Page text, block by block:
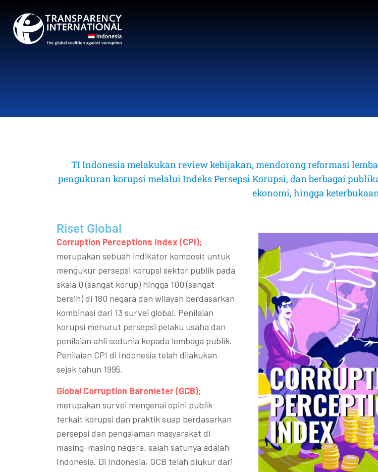
TI Indonesia melakukan review kebijakan, mendorong reformasi
pengukuran korupsi melalui Indeks Persepsi Korupsi, dan berbagai
ekonomi, hingga
Riset Global​
Corruption Perceptions Index (CPI);
merupakan sebuah indikator komposit untuk
mengukur persepsi korupsi sektor publik pada
skala 0 (sangat korup) hingga 100 (sangat
bersih) di 180 negara dan wilayah berdasarkan
kombinasi dari 13 survei global. Penilaian
korupsi menurut persepsi pelaku usaha dan
penilaian ahli sedunia kepada lembaga publik.
Penilaian CPI di Indonesia telah dilakukan
sejak tahun 1995.
Global Corruption Barometer (GCB);
merupakan survei mengenai opini publik
terkait korupsi dan praktik suap berdasarkan
persepsi dan pengalaman masyarakat di
masing-masing negara, salah satunya adalah
Indonesia. Di Indonesia, GCB telah diukur dari